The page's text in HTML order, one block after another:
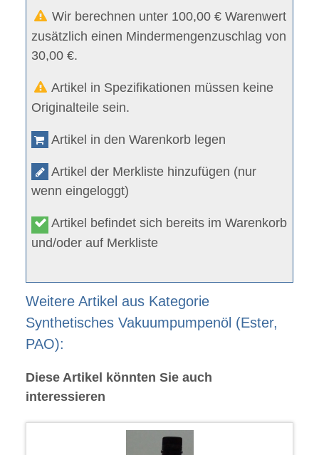
Wir berechnen unter 100,00 € Warenwert
zusätzlich einen Mindermengenzuschlag von
30,00 €.
Artikel in Spezifikationen müssen keine
Originalteile sein.
Artikel in den Warenkorb legen
Artikel der Merkliste hinzufügen (nur
wenn eingeloggt)
Artikel befindet sich bereits im Warenkorb
und/oder auf Merkliste
Weitere Artikel aus Kategorie
Synthetisches Vakuumpumpenöl (Ester,
PAO):
Diese Artikel könnten Sie auch
interessieren